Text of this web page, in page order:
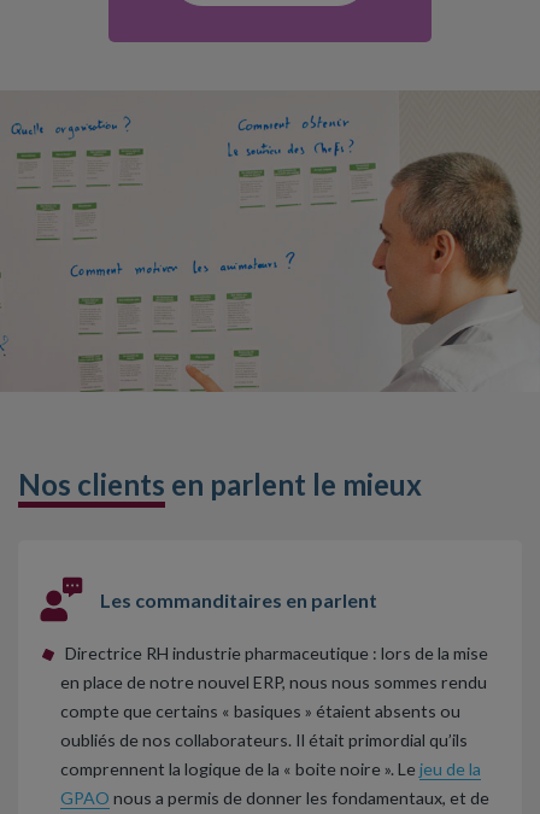
Nos clients en parlent le mieux
Les commanditaires en parlent
Directrice RH industrie pharmaceutique : lors de la mise
en place de notre nouvel ERP, nous nous sommes rendu
compte que certains « basiques » étaient absents ou
oubliés de nos collaborateurs. Il était primordial qu’ils
comprennent la logique de la « boite noire ». Le jeu de la
GPAO nous a permis de donner les fondamentaux, et de